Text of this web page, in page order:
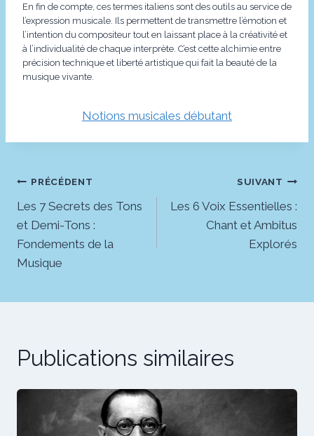
En fin de compte, ces termes italiens sont des outils au service de
l’expression musicale. Ils permettent de transmettre l’émotion et
l’intention du compositeur tout en laissant place à la créativité et
à l’individualité de chaque interprète. C’est cette alchimie entre
précision technique et liberté artistique qui fait la beauté de la
musique vivante.
Notions musicales débutant
Navigation
de
l’article
PRÉCÉDENT
Les 7 Secrets des Tons
et Demi-Tons :
Fondements de la
Musique
SUIVANT
Les 6 Voix Essentielles :
Chant et Ambitus
Explorés
Publications similaires